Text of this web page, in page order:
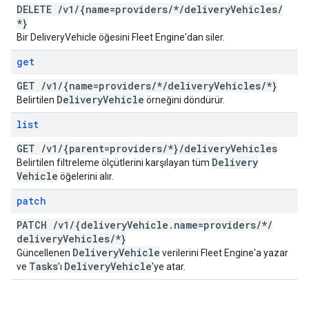
DELETE /v1 /{name=providers/*/deliveryVehicles/
*}
Bir DeliveryVehicle öğesini Fleet Engine'dan siler.
get
GET /v1 /{name=providers/*/deliveryVehicles/*}
Belirtilen DeliveryVehicle örneğini döndürür.
list
GET /v1 /{parent=providers/*}/deliveryVehicles
Belirtilen filtreleme ölçütlerini karşılayan tüm Delivery
Vehicle öğelerini alır.
patch
PATCH /v1 /{deliveryVehicle . name=providers/*/
deliveryVehicles/*}
Güncellenen DeliveryVehicle verilerini Fleet Engine'a yazar
ve Tasks'ı DeliveryVehicle'ye atar.